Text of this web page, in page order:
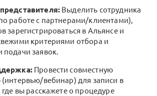
Выделить сотрудника
работе с партнерами/клиентами),
зарегистрироваться в Альянсе и
критериями отбора и
подачи заявок.
Провести совместную
(интервью/вебинар) для записи в
вы расскажете о процедуре